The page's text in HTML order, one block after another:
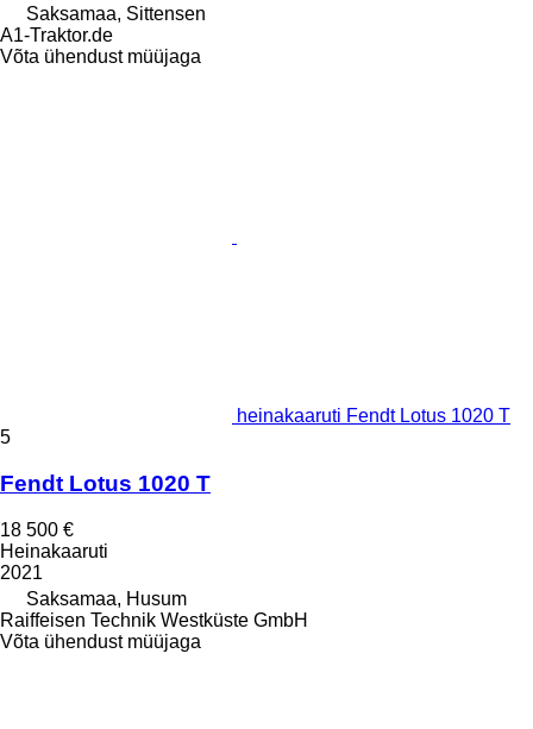
Saksamaa, Sittensen
A1-Traktor.de
Võta ühendust müüjaga
heinakaaruti Fendt Lotus 1020 T
5
Fendt Lotus 1020 T
18 500 €
Heinakaaruti
2021
Saksamaa, Husum
Raiffeisen Technik Westküste GmbH
Võta ühendust müüjaga